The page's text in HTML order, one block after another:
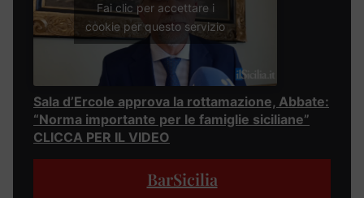
Fai clic per accettare i
cookie per questo servizio
Sala d’Ercole approva la rottamazione, Abbate:
“Norma importante per le famiglie siciliane”
CLICCA PER IL VIDEO
BarSicilia